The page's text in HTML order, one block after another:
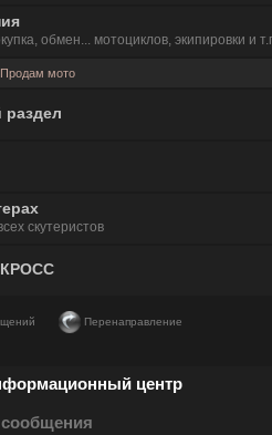
обмен... мотоциклов, экипировки и
Продам мото
скутеристов
Перенаправление
центр